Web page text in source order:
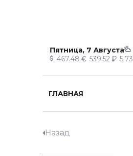
Пятница, 7 Августа
467.48 539.52 5.73
ГЛАВНАЯ
Назад